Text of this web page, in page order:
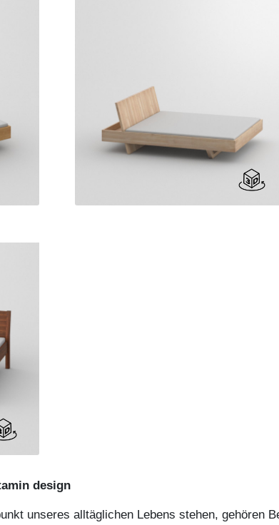
design
unseres alltäglichen Lebens stehen, gehören